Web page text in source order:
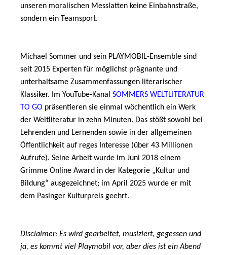
unseren moralischen Messlatten keine Einbahnstraße,
sondern ein Teamsport.
Michael Sommer und sein PLAYMOBIL-Ensemble sind
seit 2015 Experten für möglichst prägnante und
unterhaltsame Zusammenfassungen literarischer
Klassiker. Im YouTube-Kanal SOMMERS WELTLITERATUR
TO GO präsentieren sie einmal wöchentlich ein Werk
der Weltliteratur in zehn Minuten. Das stößt sowohl bei
Lehrenden und Lernenden sowie in der allgemeinen
Öffentlichkeit auf reges Interesse (über 43 Millionen
Aufrufe). Seine Arbeit wurde im Juni 2018 einem
Grimme Online Award in der Kategorie „Kultur und
Bildung“ ausgezeichnet; im April 2025 wurde er mit
dem Pasinger Kulturpreis geehrt.
Disclaimer: Es wird gearbeitet, musiziert, gegessen und
ja, es kommt viel Playmobil vor, aber dies ist ein Abend